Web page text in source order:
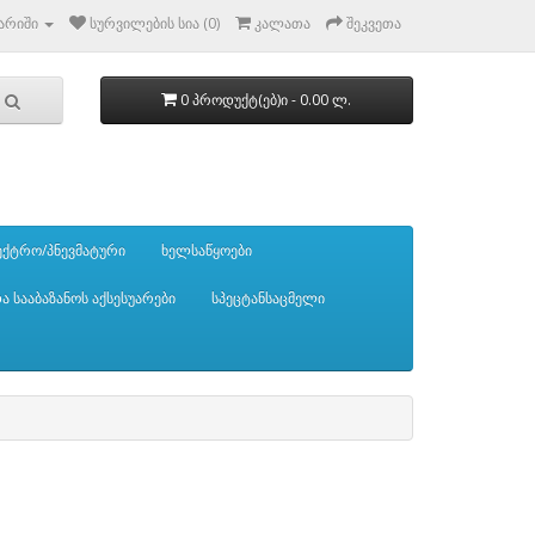
სურვილების სია (0) კალათა შეკვეთა
0 პროდუქტ(ებ)ი - 0.00 ლ.
პნევმატური ხელსაწყოები
სააბაზანოს აქსესუარები სპეცტანსაცმელი